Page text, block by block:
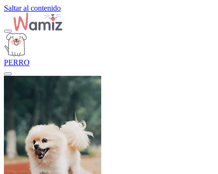
Saltar al contenido
PERRO